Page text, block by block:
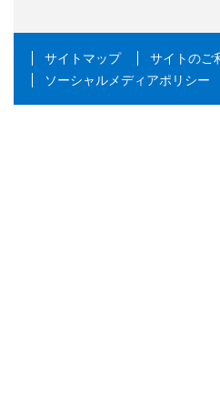
サイトマップ サイトのご
ソーシャルメディアポリシー